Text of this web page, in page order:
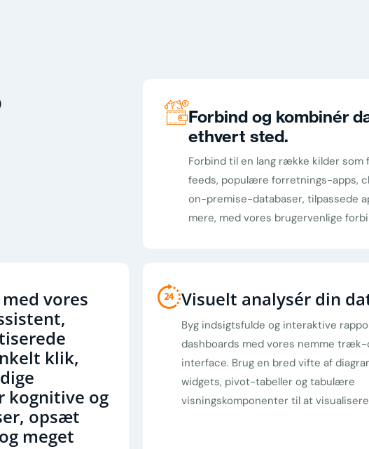
Forbind og kombinér
ethvert sted.
Forbind til en lang række kilder som
feeds, populære forretnings-apps,
on-premise-databaser, tilpassede
mere, med vores brugervenlige
vores
klik,
kognitive og
opsæt
meget
Visuelt analysér din
Byg indsigtsfulde og interaktive
dashboards med vores nemme
interface. Brug en bred vifte af
widgets, pivot-tabeller og tabulære
visningskomponenter til at